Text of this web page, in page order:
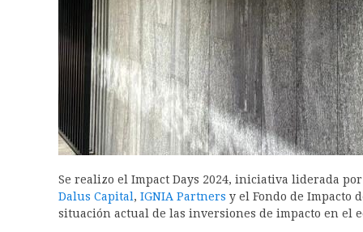
Se realizo el Impact Days 2024, iniciativa liderada
Dalus Capital , IGNIA Partners y el Fondo de Impacto
situación actual de las inversiones de impacto en el